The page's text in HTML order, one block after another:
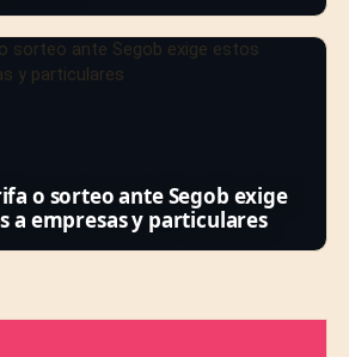
o sorteo ante Segob exige
a empresas y particulares